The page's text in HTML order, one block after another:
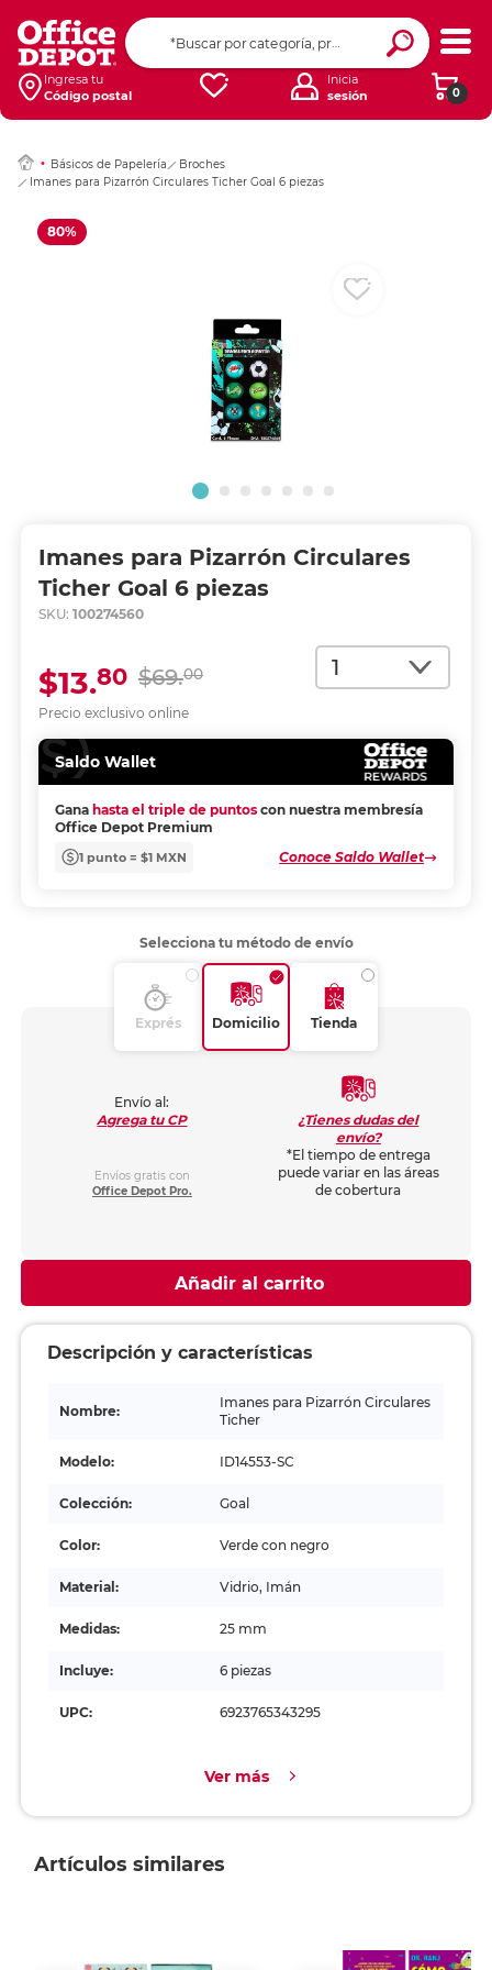
Ingresa tu
Código postal
0
Inicia
sesión
Básicos de Papelería
Broches
Imanes para Pizarrón Circulares Ticher Goal 6 piezas
80%
Imanes para Pizarrón Circulares
Ticher Goal 6 piezas
SKU: 100274560
Cantidad
Precio exclusivo online
$69.00
$13.80
Saldo Wallet
Gana hasta el triple de puntos con nuestra membresía
Office Depot Premium
1 punto = $1 MXN Conoce Saldo Wallet
Ingresar Codigo
Selecciona tu método de envío
Exprés Domicilio Tienda
Envío al:
Agrega tu CP
Envíos gratis con
Office Depot Pro.
¿Tienes dudas del
envío?
*El tiempo de entrega
puede variar en las áreas
de cobertura
Añadir al carrito
Descripción y características
Nombre:
Imanes para Pizarrón Circulares
Ticher
Modelo: ID14553-SC
Colección: Goal
Color: Verde con negro
Material: Vidrio, Imán
Medidas: 25 mm
Incluye: 6 piezas
UPC: 6923765343295
Ver más
Artículos similares